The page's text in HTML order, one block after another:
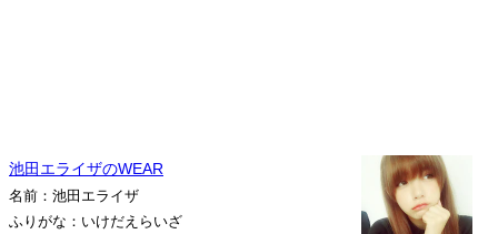
池田エライザのWEAR
名前：池田エライザ
ふりがな：いけだえらいざ